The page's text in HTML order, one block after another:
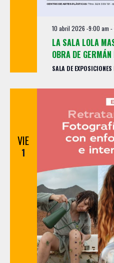
10 abril 2026 -9:00 am -
LA SALA LOLA
OBRA DE GERMÁN
SALA DE
VIE
1